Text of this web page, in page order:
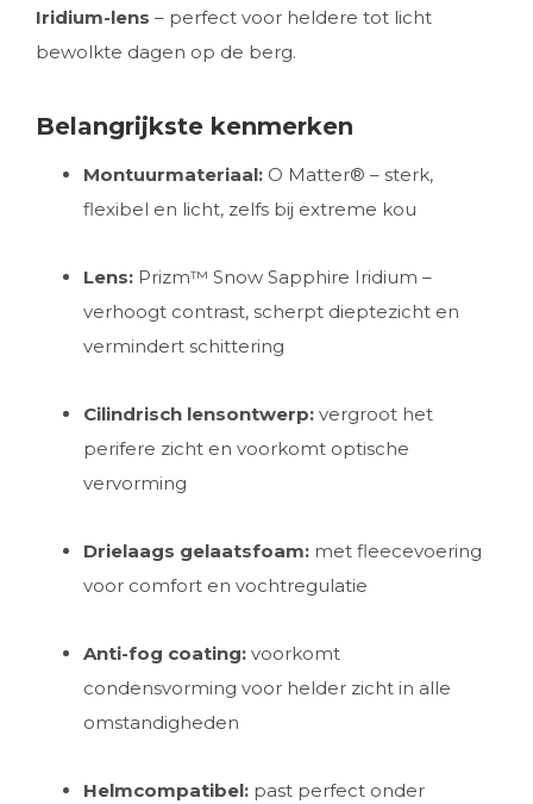
Iridium-lens – perfect voor heldere tot licht
bewolkte dagen op de berg.
Belangrijkste kenmerken
Montuurmateriaal: O Matter® – sterk,
flexibel en licht, zelfs bij extreme kou
Lens: Prizm™ Snow Sapphire Iridium –
verhoogt contrast, scherpt dieptezicht en
vermindert schittering
Cilindrisch lensontwerp: vergroot het
perifere zicht en voorkomt optische
vervorming
Drielaags gelaatsfoam: met fleecevoering
voor comfort en vochtregulatie
Anti-fog coating: voorkomt
condensvorming voor helder zicht in alle
omstandigheden
Helmcompatibel: past perfect onder